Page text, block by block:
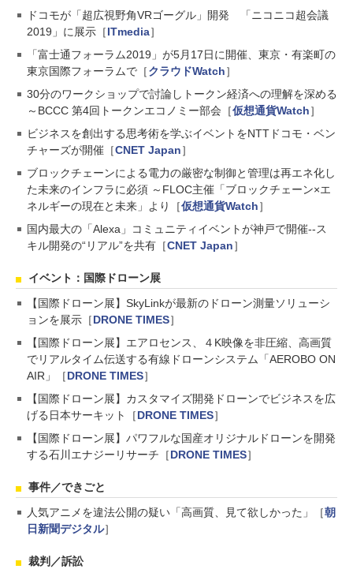
ドコモが「超広視野角VRゴーグル」開発 「ニコニコ超会議
2019」に展示［ITmedia］
「富士通フォーラム2019」が5月17日に開催、東京・有楽町の
東京国際フォーラムで［クラウドWatch］
30分のワークショップで討論しトークン経済への理解を深める
～BCCC 第4回トークンエコノミー部会［仮想通貨Watch］
ビジネスを創出する思考術を学ぶイベントをNTTドコモ・ベン
チャーズが開催［CNET Japan］
ブロックチェーンによる電力の厳密な制御と管理は再エネ化し
た未来のインフラに必須 ～FLOC主催「ブロックチェーン×エ
ネルギーの現在と未来」より［仮想通貨Watch］
国内最大の「Alexa」コミュニティイベントが神戸で開催--ス
キル開発の“リアル”を共有［CNET Japan］
イベント：国際ドローン展
【国際ドローン展】SkyLinkが最新のドローン測量ソリューシ
ョンを展示［DRONE TIMES］
【国際ドローン展】エアロセンス、４K映像を非圧縮、高画質
でリアルタイム伝送する有線ドローンシステム「AEROBO ON
AIR」［DRONE TIMES］
【国際ドローン展】カスタマイズ開発ドローンでビジネスを広
げる日本サーキット［DRONE TIMES］
【国際ドローン展】パワフルな国産オリジナルドローンを開発
する石川エナジーリサーチ［DRONE TIMES］
事件／できごと
人気アニメを違法公開の疑い「高画質、見て欲しかった」［朝
日新聞デジタル］
裁判／訴訟